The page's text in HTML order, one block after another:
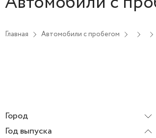
Главная Автомобили с пробегом
Город
Год выпуска